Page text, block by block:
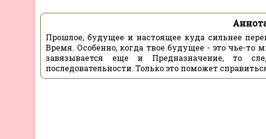
Прошлое, будущее и настоящее куда сильнее
Время. Особенно, когда твое будущее - это чье-
завязывается еще и Предназначение, то
последовательности. Только это поможет